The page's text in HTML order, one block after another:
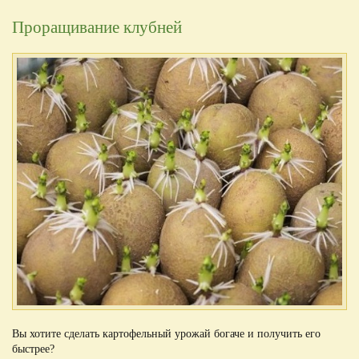
Проращивание клубней
Вы хотите сделать картофельный урожай богаче и получить его
быстрее?